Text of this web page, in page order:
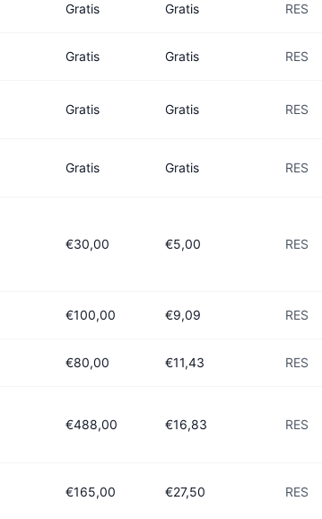
Gratis Gratis RES
Gratis Gratis RES
Gratis Gratis RES
Gratis Gratis RES
€30,00 €5,00 RES
€100,00 €9,09 RES
€80,00 €11,43 RES
€488,00 €16,83 RES
€165,00 €27,50 RES